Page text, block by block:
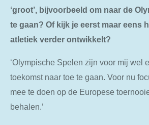
‘groot’, bijvoorbeeld om naar de
te gaan? Of kijk je eerst maar eens
atletiek verder ontwikkelt?
‘Olympische Spelen zijn voor mij wel
toekomst naar toe te gaan. Voor nu
mee te doen op de Europese
behalen.’